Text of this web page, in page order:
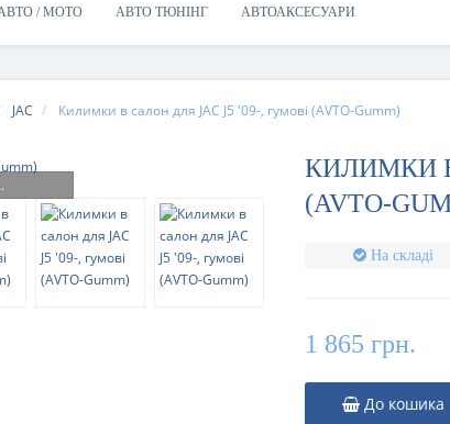
/ МОТО АВТО ТЮНІНГ АВТОАКСЕСУАРИ
JAC Килимки в салон для JAC J5 '09-, гумові (AVTO-Gumm)
КИЛИМКИ
(AVTO-
На складі
1 865 грн.
До кошика